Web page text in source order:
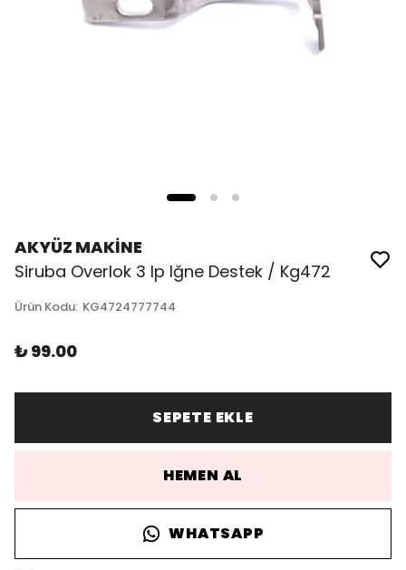
AKYÜZ MAKİNE
Siruba Overlok 3 Ip Iğne Destek / Kg472
Ürün Kodu: KG4724777744
₺ 99.00
SEPETE EKLE
HEMEN AL
WHATSAPP